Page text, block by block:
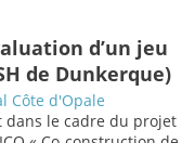
d’un jeu
de Dunkerque)
Côte d'Opale
dans le cadre du projet